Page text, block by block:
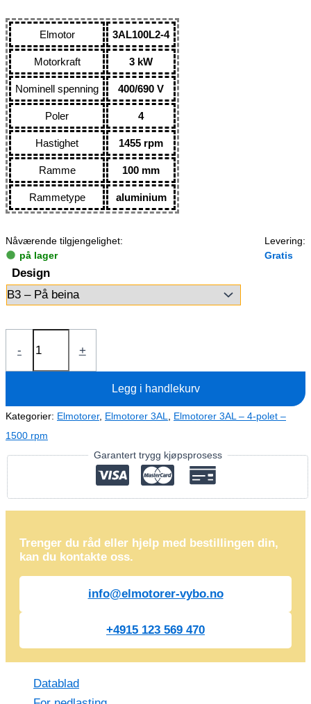
Elmotor 3AL100L2-4
Motorkraft 3 kW
Nominell spenning 400/690 V
Poler 4
Hastighet 1455 rpm
Ramme 100 mm
Rammetype aluminium
Nåværende tilgjengelighet:
på lager
Levering:
Gratis
Design
-
3kW
(IE3-
400V-
1455
rpm)
antall
+
Legg i handlekurv
Kategorier: Elmotorer, Elmotorer 3AL
Elmotorer 3AL – 4-polet –
1500 rpm
Garantert trygg kjøpsprosess
Trenger du råd eller hjelp med bestillingen din,
kan du kontakte oss.
info@elmotorer-vybo.no
+4915 123 569 470
Datablad